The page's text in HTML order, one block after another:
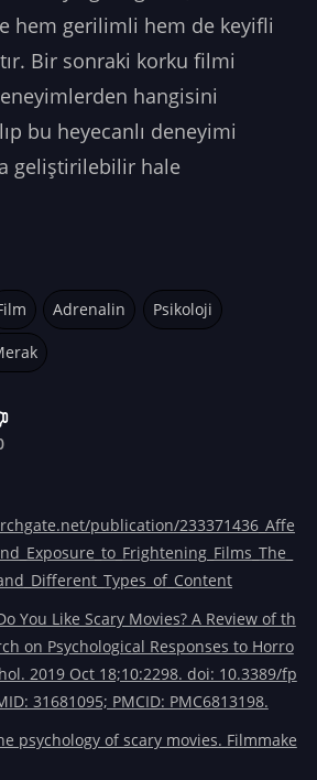
hem gerilimli hem de keyifli
Bir sonraki korku filmi
hangisini
bu heyecanlı deneyimi
geliştirilebilir hale
Adrenalin Psikoloji
publication/233371436_Affe
You Like Scary Movies? A Review of th
on Psychological Responses to Horro
2019 Oct 18;10:2298. doi: 10.3389/fp
31681095; PMCID: PMC6813198.
psychology of scary movies. Filmmake